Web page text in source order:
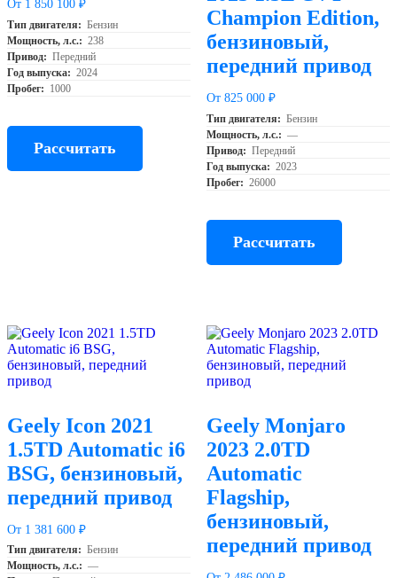
От 1 850 100 ₽
Тип двигателя: Бензин
Мощность, л.с.: 238
Привод: Передний
Год выпуска: 2024
Пробег: 1000
Рассчитать
Champion Edition,
бензиновый,
передний привод
От 825 000 ₽
Тип двигателя: Бензин
Мощность, л.с.: —
Привод: Передний
Год выпуска: 2023
Пробег: 26000
Рассчитать
Geely Icon 2021
1.5TD Automatic i6
BSG, бензиновый,
передний привод
От 1 381 600 ₽
Тип двигателя: Бензин
Мощность, л.с.: —
Geely Monjaro
2023 2.0TD
Automatic
Flagship,
бензиновый,
передний привод